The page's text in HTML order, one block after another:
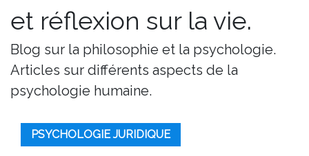
et réflexion sur la vie.
Blog sur la philosophie et la psychologie.
Articles sur différents aspects de la
psychologie humaine.
PSYCHOLOGIE JURIDIQUE